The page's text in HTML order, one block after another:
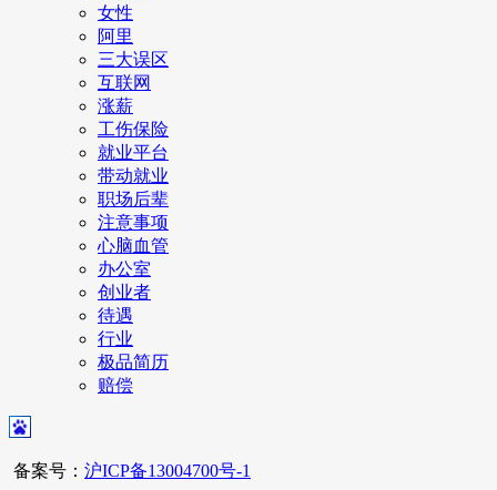
女性
阿里
三大误区
互联网
涨薪
工伤保险
就业平台
带动就业
职场后辈
注意事项
心脑血管
办公室
创业者
待遇
行业
极品简历
赔偿
备案号： 沪ICP备13004700号-1